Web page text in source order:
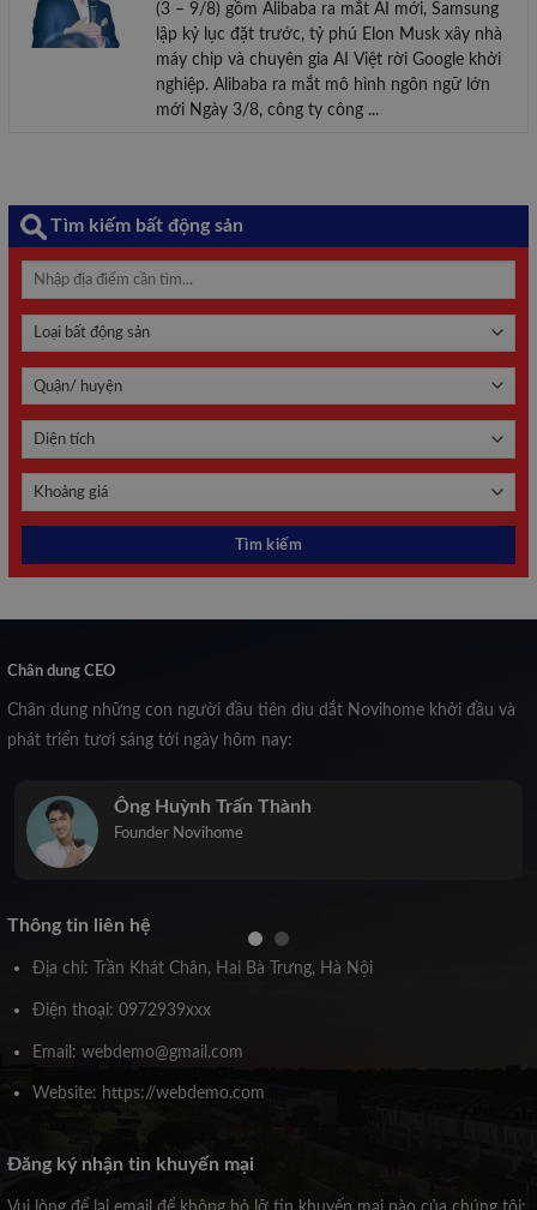
(3 – 9/8) gồm Alibaba ra mắt AI mới, Samsung
lập kỷ lục đặt trước, tỷ phú Elon Musk xây nhà
máy chip và chuyên gia AI Việt rời Google khởi
nghiệp. Alibaba ra mắt mô hình ngôn ngữ lớn
mới Ngày 3/8, công ty công ...
Tìm kiếm bất động sản
Chân dung CEO
Chân dung những con người đầu tiên dìu dắt Novihome khởi đầu và
phát triển tươi sáng tới ngày hôm nay:
Ông Huỳnh Trấn Thành
Founder Novihome
Thông tin liên hệ
Địa chỉ: Trần Khát Chân, Hai Bà Trưng, Hà Nội
Điện thoại: 0972939xxx
Email: webdemo@gmail.com
Website: https://webdemo.com
Đăng ký nhận tin khuyến mại